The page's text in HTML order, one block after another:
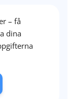
– få
dina